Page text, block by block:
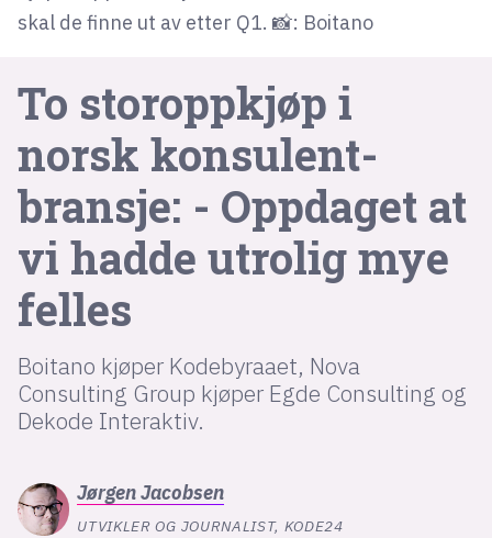
skal de finne ut av etter Q1. 📸: Boitano
To storoppkjøp i
norsk konsulent­
bransje: - Oppdaget at
vi hadde utrolig mye
felles
Boitano kjøper Kodebyraaet, Nova
Consulting Group kjøper Egde Consulting og
Dekode Interaktiv.
JørgenJacobsen
UTVIKLER OG JOURNALIST, KODE24
mørk modus
nyhetsbrev
kode24-klubben
LinkedIn
Bluesky
Facebook
annonsepriser
annonseguide
Bli firmapartner